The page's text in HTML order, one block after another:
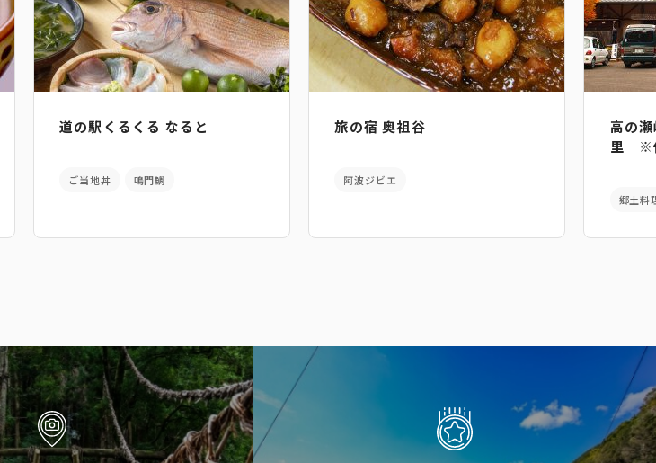
道の駅くるくる なると
ご当地丼 鳴門鯛
旅の宿 奥祖谷
阿波ジビエ
高の
里 ※
郷土料